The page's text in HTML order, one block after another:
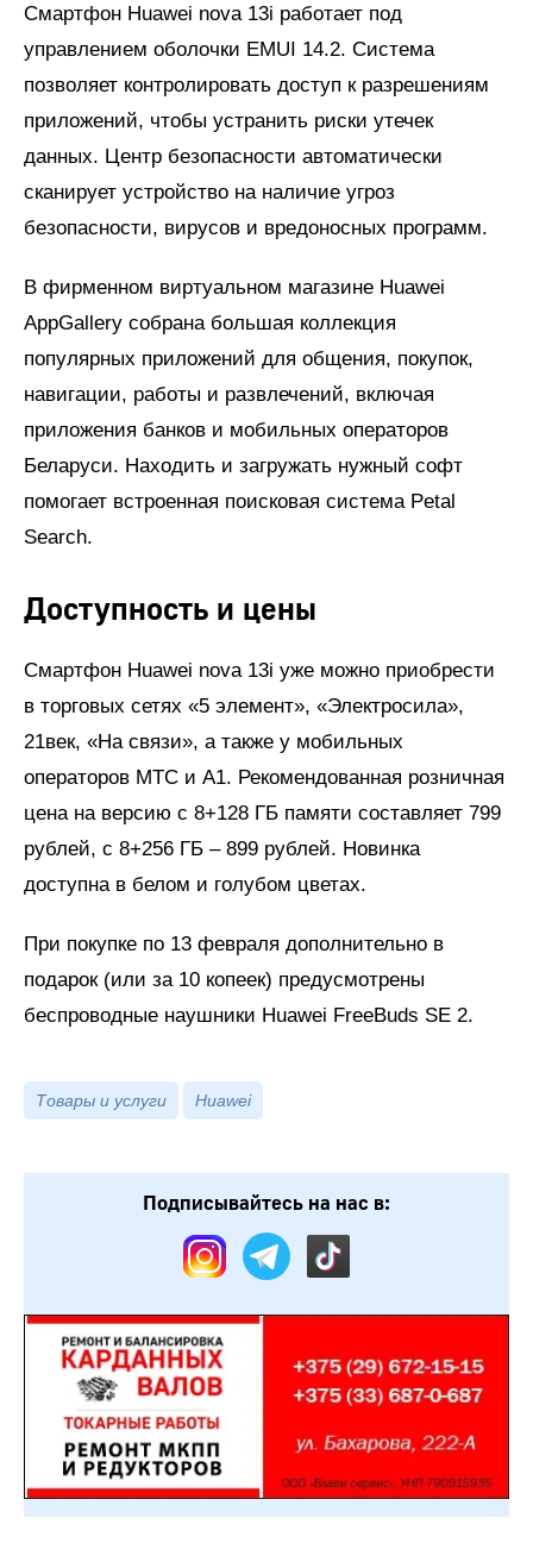
Смартфон Huawei nova 13i работает под
управлением оболочки EMUI 14.2. Система
позволяет контролировать доступ к разрешениям
приложений, чтобы устранить риски утечек
данных. Центр безопасности автоматически
сканирует устройство на наличие угроз
безопасности, вирусов и вредоносных программ.
В фирменном виртуальном магазине Huawei
AppGallery собрана большая коллекция
популярных приложений для общения, покупок,
навигации, работы и развлечений, включая
приложения банков и мобильных операторов
Беларуси. Находить и загружать нужный софт
помогает встроенная поисковая система Petal
Search.
Доступность и цены
Смартфон Huawei nova 13i уже можно приобрести
в торговых сетях «5 элемент», «Электросила»,
21век, «На связи», а также у мобильных
операторов МТС и А1. Рекомендованная розничная
цена на версию с 8+128 ГБ памяти составляет 799
рублей, с 8+256 ГБ – 899 рублей. Новинка
доступна в белом и голубом цветах.
При покупке по 13 февраля дополнительно в
подарок (или за 10 копеек) предусмотрены
беспроводные наушники Huawei FreeBuds SE 2.
Товары и услуги Huawei
Подписывайтесь на нас в: